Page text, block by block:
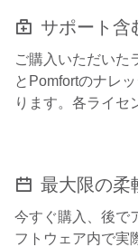
サポート含
ご購入いただいた
とPomfortのナレ
ります。各ライセ
最大限の柔
今すぐ購入、後で
フトウェア内で実